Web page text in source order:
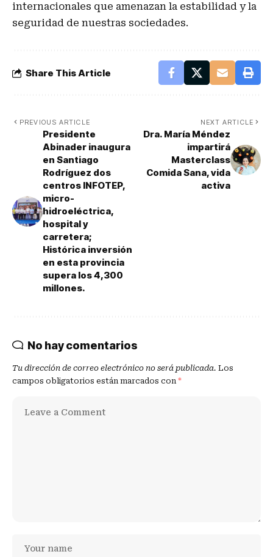
internacionales que amenazan la estabilidad y la
seguridad de nuestras sociedades.
Share This Article
PREVIOUS ARTICLE
Presidente
Abinader inaugura
en Santiago
Rodríguez dos
centros INFOTEP,
micro-
hidroeléctrica,
hospital y
carretera;
Histórica inversión
en esta provincia
supera los 4,300
millones.
NEXT ARTICLE
Dra. María Méndez
impartirá
Masterclass
Comida Sana, vida
activa
No hay comentarios
Tu dirección de correo electrónico no será publicada. Los
campos obligatorios están marcados con *